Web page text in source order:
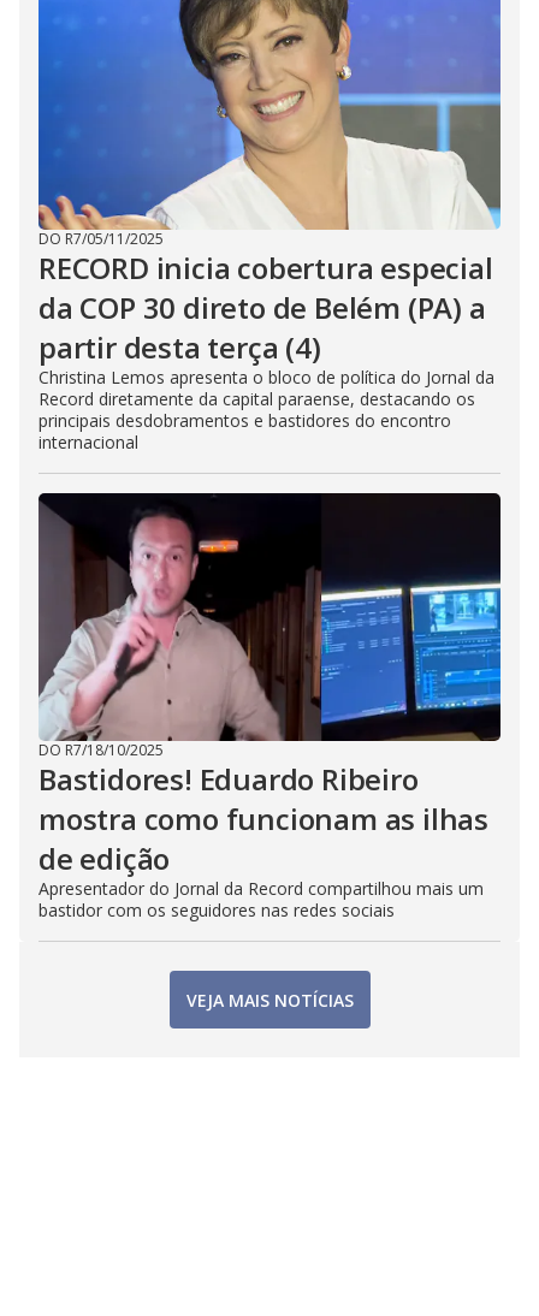
DO R7/05/11/2025
RECORD inicia cobertura especial
da COP 30 direto de Belém (PA) a
partir desta terça (4)
Christina Lemos apresenta o bloco de política do Jornal da
Record diretamente da capital paraense, destacando os
principais desdobramentos e bastidores do encontro
internacional
DO R7/18/10/2025
Bastidores! Eduardo Ribeiro
mostra como funcionam as ilhas
de edição
Apresentador do Jornal da Record compartilhou mais um
bastidor com os seguidores nas redes sociais
VEJA MAIS NOTÍCIAS